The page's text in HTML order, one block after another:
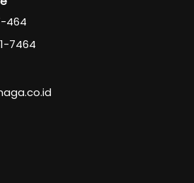
464
7464